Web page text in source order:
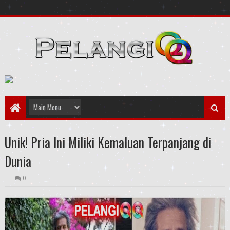
Unik! Pria Ini Miliki Kemaluan Terpanjang di
Dunia
0